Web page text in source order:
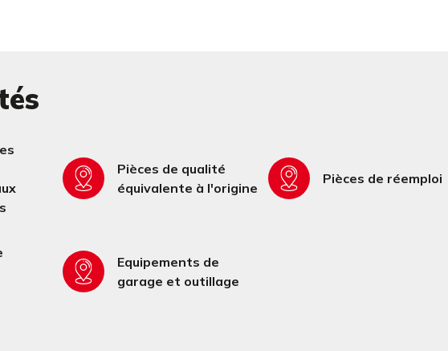
Pièces de qualité
équivalente à l'origine
Pièces de réemploi
Equipements de
garage et outillage